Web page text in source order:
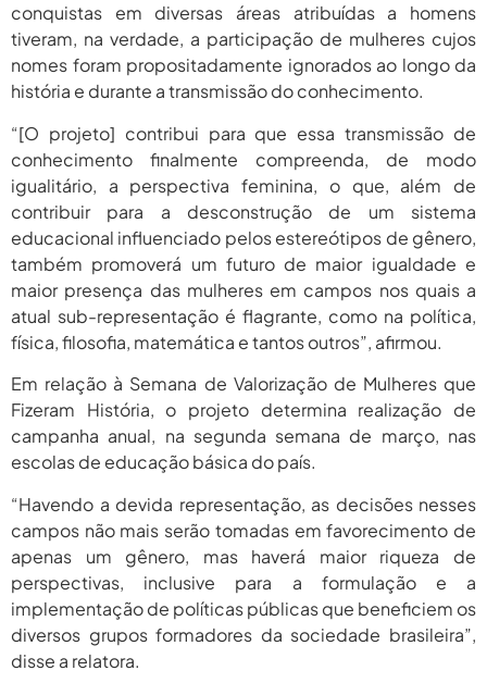
conquistas em diversas áreas atribuídas a homens
tiveram, na verdade, a participação de mulheres cujos
nomes foram propositadamente ignorados ao longo da
história e durante a transmissão do conhecimento.
“[O projeto] contribui para que essa transmissão de
conhecimento finalmente compreenda, de modo
igualitário, a perspectiva feminina, o que, além de
contribuir para a desconstrução de um sistema
educacional influenciado pelos estereótipos de gênero,
também promoverá um futuro de maior igualdade e
maior presença das mulheres em campos nos quais a
atual sub-representação é flagrante, como na política,
física, filosofia, matemática e tantos outros”, afirmou.
Em relação à Semana de Valorização de Mulheres que
Fizeram História, o projeto determina realização de
campanha anual, na segunda semana de março, nas
escolas de educação básica do país.
“Havendo a devida representação, as decisões nesses
campos não mais serão tomadas em favorecimento de
apenas um gênero, mas haverá maior riqueza de
perspectivas, inclusive para a formulação e a
implementação de políticas públicas que beneficiem os
diversos grupos formadores da sociedade brasileira”,
disse a relatora.